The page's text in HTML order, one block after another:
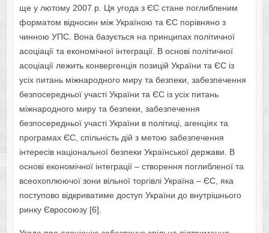
ще у лютому 2007 р. Ця угода з ЄС стане поглибленим
форматом відносин між Україною та ЄС порівняно з
чинною УПС. Вона базується на принципах політичної
асоціації та економічної інтеграції. В основі політичної
асоціації лежить конвергенція позицій України та ЄС із
усіх питань міжнародного миру та безпеки, забезпечення
безпосередньої участі України та ЄС із усіх питань
міжнародного миру та безпеки, забезпечення
безпосередньої участі України в політиці, агенціях та
програмах ЄС, спільність дій з метою забезпечення
інтересів національної безпеки Української держави. В
основі економічної інтеграції – створення поглибленої та
всеохоплюючої зони вільної торгівлі Україна – ЄС, яка
поступово відкриватиме доступ України до внутрішнього
ринку Євросоюзу [6].